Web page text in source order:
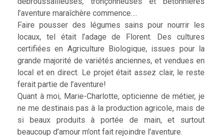
l’aventure maraîchère commence….
Faire pousser des légumes sains pour nourrir les
locaux, tel était l’adage de Florent. Des cultures
certifiées en Agriculture Biologique, issues pour la
grande majorité de variétés anciennes, et vendues en
local et en direct. Le projet était assez clair, le reste
ferait partie de l’aventure!
Quant à moi, Marie-Charlotte, opticienne de métier, je
ne me destinais pas à la production agricole, mais de
si beaux produits à portée de main, et surtout
beaucoup d’amour m’ont fait rejoindre l’aventure.